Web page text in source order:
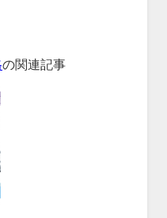
の関連記事